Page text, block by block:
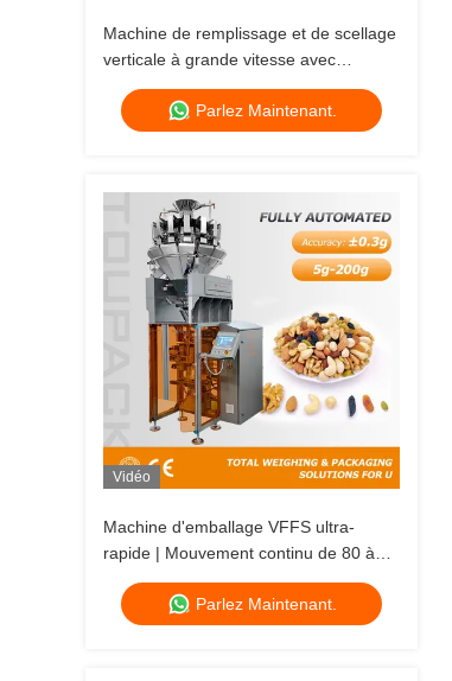
Machine de remplissage et de scellage
verticale à grande vitesse avec
peseuse associative (80-200 sacs/min)
Parlez Maintenant.
Vidéo
Machine d'emballage VFFS ultra-
rapide | Mouvement continu de 80 à
200 BPM
Parlez Maintenant.